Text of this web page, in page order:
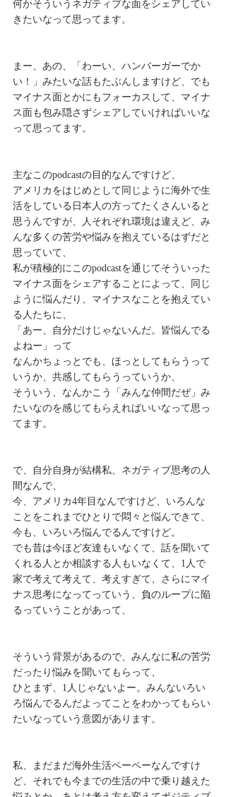
何かそういうネガティブな面をシェアしてい
きたいなって思ってます。
まー、あの、「わーい、ハンバーガーでか
い！」みたいな話もたぶんしますけど、でも
マイナス面とかにもフォーカスして、マイナ
ス面も包み隠さずシェアしていければいいな
って思ってます。
主なこのpodcastの目的なんですけど、
アメリカをはじめとして同じように海外で生
活をしている日本人の方ってたくさんいると
思うんですが、人それぞれ環境は違えど、み
んな多くの苦労や悩みを抱えているはずだと
思っていて、
私が積極的にこのpodcastを通じてそういった
マイナス面をシェアすることによって、同じ
ように悩んだり、マイナスなことを抱えてい
る人たちに、
「あー、自分だけじゃないんだ。皆悩んでる
よねー」って
なんかちょっとでも、ほっとしてもらうって
いうか、共感してもらうっていうか、
そういう、なんかこう「みんな仲間だぜ」み
たいなのを感じてもらえればいいなって思っ
てます。
で、自分自身が結構私、ネガティブ思考の人
間なんで、
今、アメリカ4年目なんですけど、いろんな
ことをこれまでひとりで悶々と悩んできて、
今も、いろいろ悩んでるんですけど。
でも昔は今ほど友達もいなくて、話を聞いて
くれる人とか相談する人もいなくて、1人で
家で考えて考えて、考えすぎて、さらにマイ
ナス思考になってっていう、負のループに陥
るっていうことがあって、
そういう背景があるので、みんなに私の苦労
だったり悩みを聞いてもらって、
ひとまず、1人じゃないよー。みんないろい
ろ悩んでるんだよってことをわかってもらい
たいなっていう意図があります。
私、まだまだ海外生活ペーペーなんですけ
ど、それでも今までの生活の中で乗り越えた